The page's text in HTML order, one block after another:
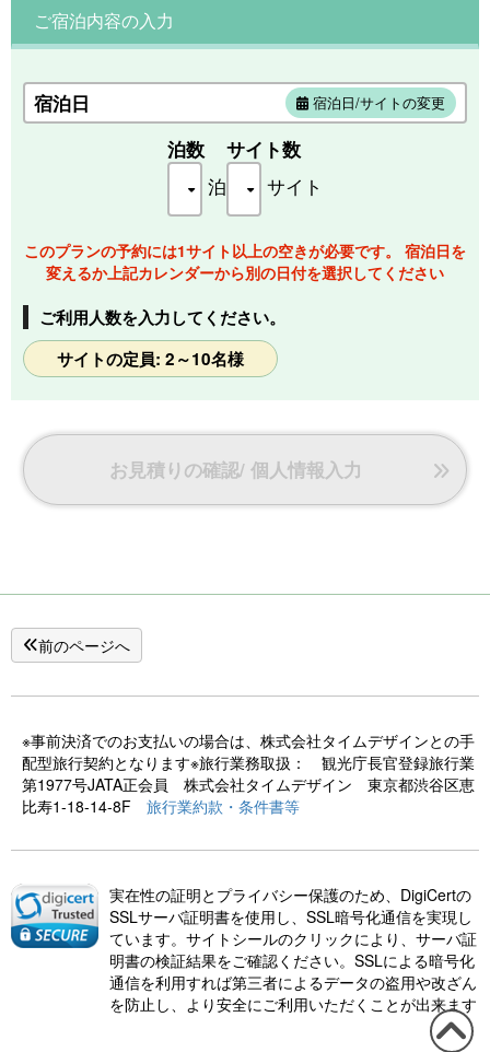
【テント設備／１張の設備】
AC電源（900ｗまで）、水道（飲料可）
ダブルベッド（低反発マット）×２
ソファーベット×１
寝具１式、サイドテーブル
エアコン、扇風機（夏季）、デッキチェア、ハンモック、ラ
※こちらのサイトはテントを２張ご利用頂けます。
※ダブルのサイトをご予約際は１サイトずつご予約下さい。
【推奨定員】
４～１０名（テント１張あたりの目安：大人２名 子供３
名）
※テント１張に大人の方5名でも可能ですが、ベット数を確認
の上ご予約下さい。
【駐車場】
テントサイト前に２台まで駐車可能です。
ご宿泊内容の入力
宿泊日 宿泊日/サイトの変更
泊数
泊
サイト数
サイト
このプランの予約には1サイト以上の空きが必要です。 宿泊日を
変えるか上記カレンダーから別の日付を選択してください
ご利用人数を入力してください。
サイトの定員: 2～10名様
お見積りの確認/ 個人情報入力
前のページへ
※事前決済でのお支払いの場合は、株式会社タイムデザインとの手
配型旅行契約となります※旅行業務取扱： 観光庁長官登録旅行業
第1977号JATA正会員 株式会社タイムデザイン 東京都渋谷区恵
比寿1-18-14-8F 旅行業約款・条件書等
実在性の証明とプライバシー保護のため、DigiCertの
SSLサーバ証明書を使用し、SSL暗号化通信を実現し
ています。サイトシールのクリックにより、サーバ証
明書の検証結果をご確認ください。SSLによる暗号化
通信を利用すれば第三者によるデータの盗用や改ざん
を防止し、より安全にご利用いただくことが出来ます